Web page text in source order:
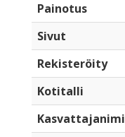
Painotus
Sivut
Rekisteröity
Kotitalli
Kasvattajanimi